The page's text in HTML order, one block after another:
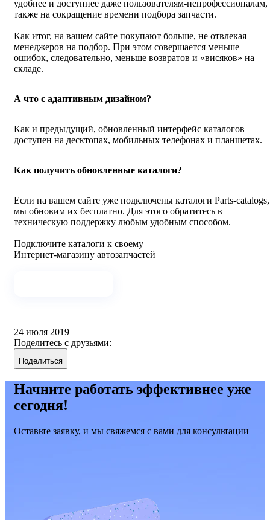
удобнее и доступнее даже пользователям-непрофессионалам,
также на сокращение времени подбора запчасти.
Как итог, на вашем сайте покупают больше, не отвлекая
менеджеров на подбор. При этом совершается меньше
ошибок, следовательно, меньше возвратов и «висяков» на
складе.
А что с адаптивным дизайном?
Как и предыдущий, обновленный интерфейс каталогов
доступен на десктопах, мобильных телефонах и планшетах.
Как получить обновленные каталоги?
Если на вашем сайте уже подключены каталоги Parts-catalogs,
мы обновим их бесплатно. Для этого обратитесь в
техническую поддержку любым удобным способом.
Подключите каталоги к своему
Интернет-магазину автозапчастей
24 июля 2019
Поделитесь с друзьями:
Поделиться
Начните работать эффективнее уже
сегодня!
Оставьте заявку, и мы свяжемся с вами для консультации